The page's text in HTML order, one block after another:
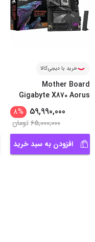
خرید با دیجی‌کالا
Mother Board
Gigabyte X870 Aorus
59,990,000
%
8
65,000,000تومان
افزودن به سبد خرید